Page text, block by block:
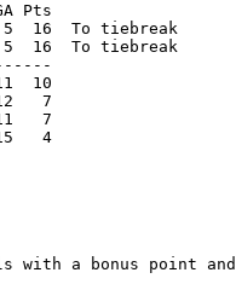
Pts
16  To tiebreak
16  To tiebreak
10
7
7
4
with a bonus point